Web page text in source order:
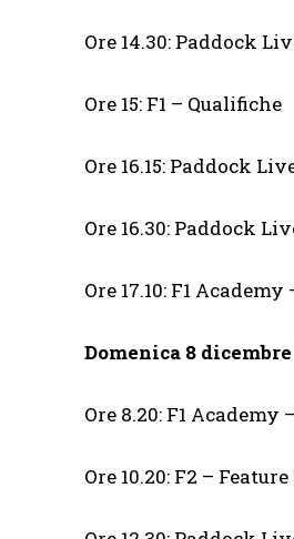
Ore 14.30: Paddock
Ore 15: F1 – Qualifiche
Ore 16.15: Paddock
Ore 16.30: Paddock
Ore 17.10: F1 Academy
Domenica 8 dicembre
Ore 8.20: F1 Academy
Ore 10.20: F2 – Feature